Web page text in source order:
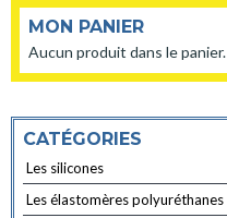
MON PANIER
Aucun produit dans le panier.
CATÉGORIES
Les silicones
Les élastomères polyuréthanes